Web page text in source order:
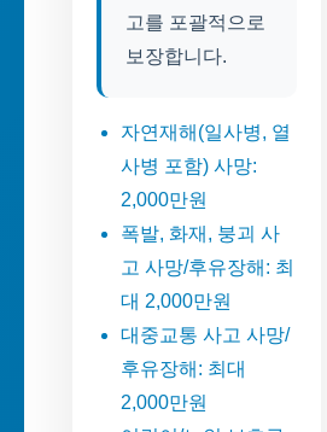
고를 포괄적으로
보장합니다.
자연재해(일사병, 열
사병 포함) 사망:
2,000만원
폭발, 화재, 붕괴 사
고 사망/후유장해: 최
대 2,000만원
대중교통 사고 사망/
후유장해: 최대
2,000만원